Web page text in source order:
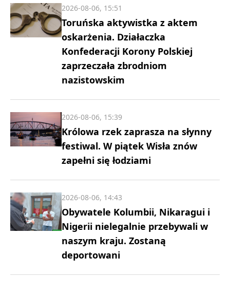
Toruńska aktywistka z aktem
oskarżenia. Działaczka
Konfederacji Korony Polskiej
zaprzeczała zbrodniom
nazistowskim
2026-08-06, 15:51
Królowa rzek zaprasza na słynny
festiwal. W piątek Wisła znów
zapełni się łodziami
2026-08-06, 15:39
Obywatele Kolumbii, Nikaragui i
Nigerii nielegalnie przebywali w
naszym kraju. Zostaną
deportowani
2026-08-06, 14:43